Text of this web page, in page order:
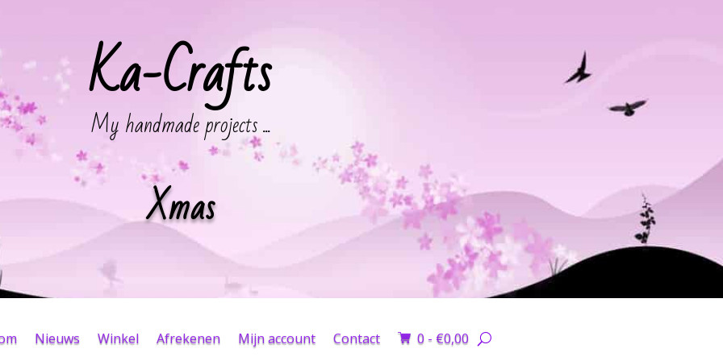
Ka-Crafts
My handmade projects ...
Xmas
Nieuws Winkel Afrekenen Mijn account Contact 0 - €0,00